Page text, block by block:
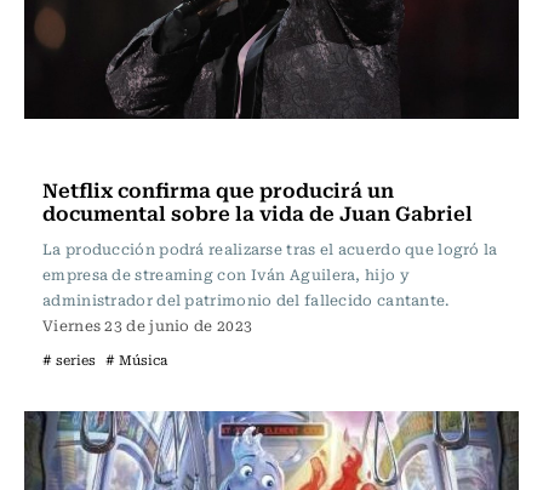
Netflix confirma que producirá un
documental sobre la vida de Juan Gabriel
La producción podrá realizarse tras el acuerdo que logró la
empresa de streaming con Iván Aguilera, hijo y
administrador del patrimonio del fallecido cantante.
Viernes 23 de junio de 2023
# series # Música